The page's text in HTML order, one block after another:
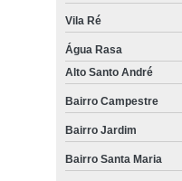
Vila Ré
Água Rasa
Alto Santo André
Bairro Campestre
Bairro Jardim
Bairro Santa Maria